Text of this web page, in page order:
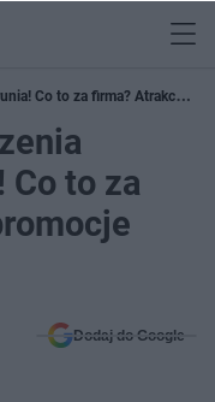
Co to za firma? Atrakcyjne
Co to za
Dodaj do Google